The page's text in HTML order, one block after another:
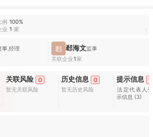
例 100%
业 1 家 1
事,经理
郄 郄海文监事
关联企业1家
关联风险 0
暂无关联风险
历史信息 0
暂无历史风险
提示信息
法定代表人
示信息 (3)